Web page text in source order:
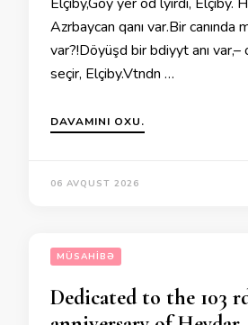
Azәrbaycan qanı var.Bir canında
var?!Döyüşdә bir әbәdiyyәt anı var,–
seçir, Elçibәy.Vәtәndәn …
DAVAMINI OXU.
06 AVQUST 2026
MÜSAHIBƏ
Dedicated to the 103